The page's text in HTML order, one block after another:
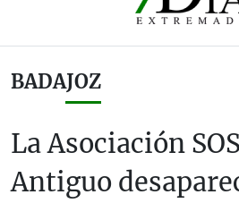
BADAJOZ
La Asociación
Antiguo